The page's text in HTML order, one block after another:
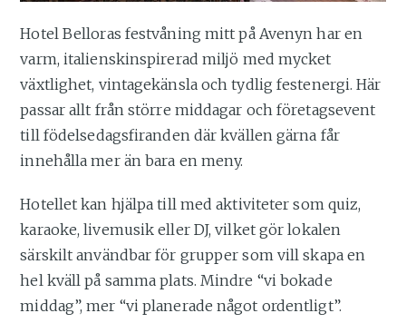
Hotel Belloras festvåning mitt på Avenyn har en
varm, italienskinspirerad miljö med mycket
växtlighet, vintagekänsla och tydlig festenergi. Här
passar allt från större middagar och företagsevent
till födelsedagsfiranden där kvällen gärna får
innehålla mer än bara en meny.
Hotellet kan hjälpa till med aktiviteter som quiz,
karaoke, livemusik eller DJ, vilket gör lokalen
särskilt användbar för grupper som vill skapa en
hel kväll på samma plats. Mindre “vi bokade
middag”, mer “vi planerade något ordentligt”.